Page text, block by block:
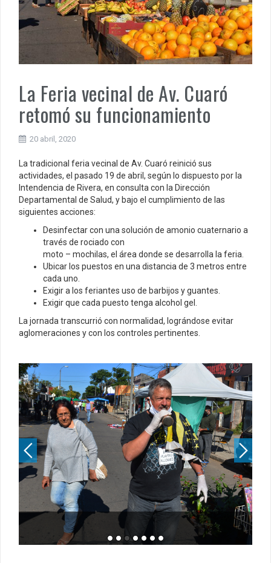
La Feria vecinal de Av. Cuaró
retomó su funcionamiento
20 abril, 2020
La tradicional feria vecinal de Av. Cuaró reinició sus
actividades, el pasado 19 de abril, según lo dispuesto por la
Intendencia de Rivera, en consulta con la Dirección
Departamental de Salud, y bajo el cumplimiento de las
siguientes acciones:
Desinfectar con una solución de amonio cuaternario a
través de rociado con
moto – mochilas, el área donde se desarrolla la feria.
Ubicar los puestos en una distancia de 3 metros entre
cada uno.
Exigir a los feriantes uso de barbijos y guantes.
Exigir que cada puesto tenga alcohol gel.
La jornada transcurrió con normalidad, lográndose evitar
aglomeraciones y con los controles pertinentes.